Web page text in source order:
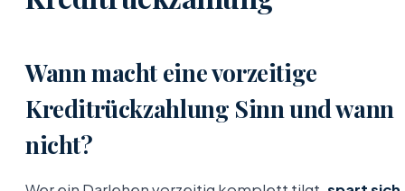
Wann macht eine vorzeitige
Kreditrückzahlung Sinn und wann
nicht?